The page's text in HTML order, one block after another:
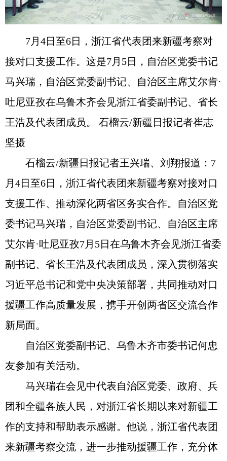
7月4日至6日，浙江省代表团来新疆考察对
接对口支援工作。这是7月5日，自治区党委书记
马兴瑞，自治区党委副书记、自治区主席艾尔肯·
吐尼亚孜在乌鲁木齐会见浙江省委副书记、省长
王浩及代表团成员。 石榴云/新疆日报记者崔志
坚摄
石榴云/新疆日报记者王兴瑞、刘翔报道：7
月4日至6日，浙江省代表团来新疆考察对接对口
支援工作、推动深化两省区务实合作。自治区党
委书记马兴瑞，自治区党委副书记、自治区主席
艾尔肯·吐尼亚孜7月5日在乌鲁木齐会见浙江省委
副书记、省长王浩及代表团成员，深入贯彻落实
习近平总书记和党中央决策部署，共同推动对口
援疆工作高质量发展，携手开创两省区交流合作
新局面。
自治区党委副书记、乌鲁木齐市委书记何忠
友参加有关活动。
马兴瑞在会见中代表自治区党委、政府、兵
团和全疆各族人民，对浙江省长期以来对新疆工
作的支持和帮助表示感谢。他说，浙江省代表团
来新疆考察交流，进一步推动援疆工作，充分体